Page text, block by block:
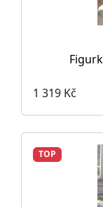
1 319 Kč
TOP